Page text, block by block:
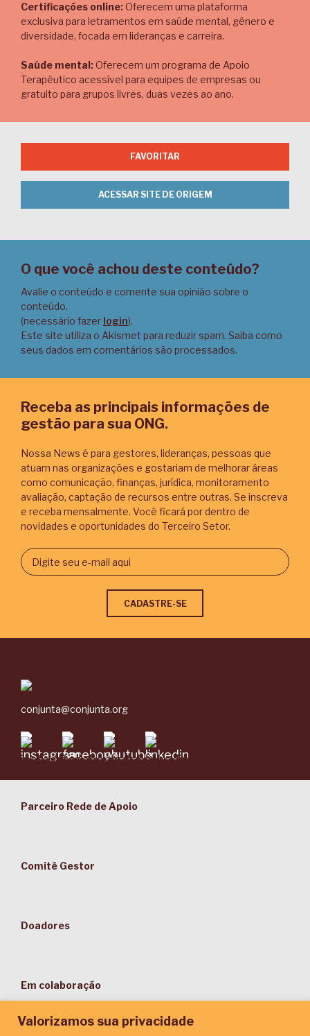
Valorizamos sua privacidade
Certificações online:Oferecem uma plataforma
exclusiva para letramentos em saúde mental, gênero e
diversidade, focada em lideranças e carreira.
Saúde mental:Oferecem um programa de Apoio
Terapêutico acessível para equipes de empresas ou
gratuito para grupos livres, duas vezes ao ano.
FAVORITAR
ACESSAR SITE DE ORIGEM
O que você achou deste conteúdo?
Avalie o conteúdo e comente sua opinião sobre o
conteúdo.
(necessário fazer login).
Este site utiliza o Akismet para reduzir spam. Saiba como
seus dados em comentários são processados.
Receba as principais informações de
gestão para sua ONG.
Nossa News é para gestores, lideranças, pessoas que
atuam nas organizações e gostariam de melhorar áreas
como comunicação, finanças, jurídica, monitoramento
avaliação, captação de recursos entre outras. Se inscreva
e receba mensalmente. Você ficará por dentro de
novidades e oportunidades do Terceiro Setor.
conjunta@conjunta.org
Parceiro Rede de Apoio
Comitê Gestor
Doadores
Em colaboração